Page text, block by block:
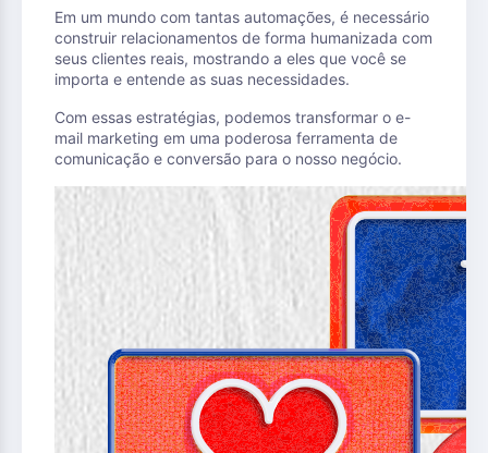
Em um mundo com tantas automações, é necessário
construir relacionamentos de forma humanizada com
seus clientes reais, mostrando a eles que você se
importa e entende as suas necessidades.
Com essas estratégias, podemos transformar o e-
mail marketing em uma poderosa ferramenta de
comunicação e conversão para o nosso negócio.